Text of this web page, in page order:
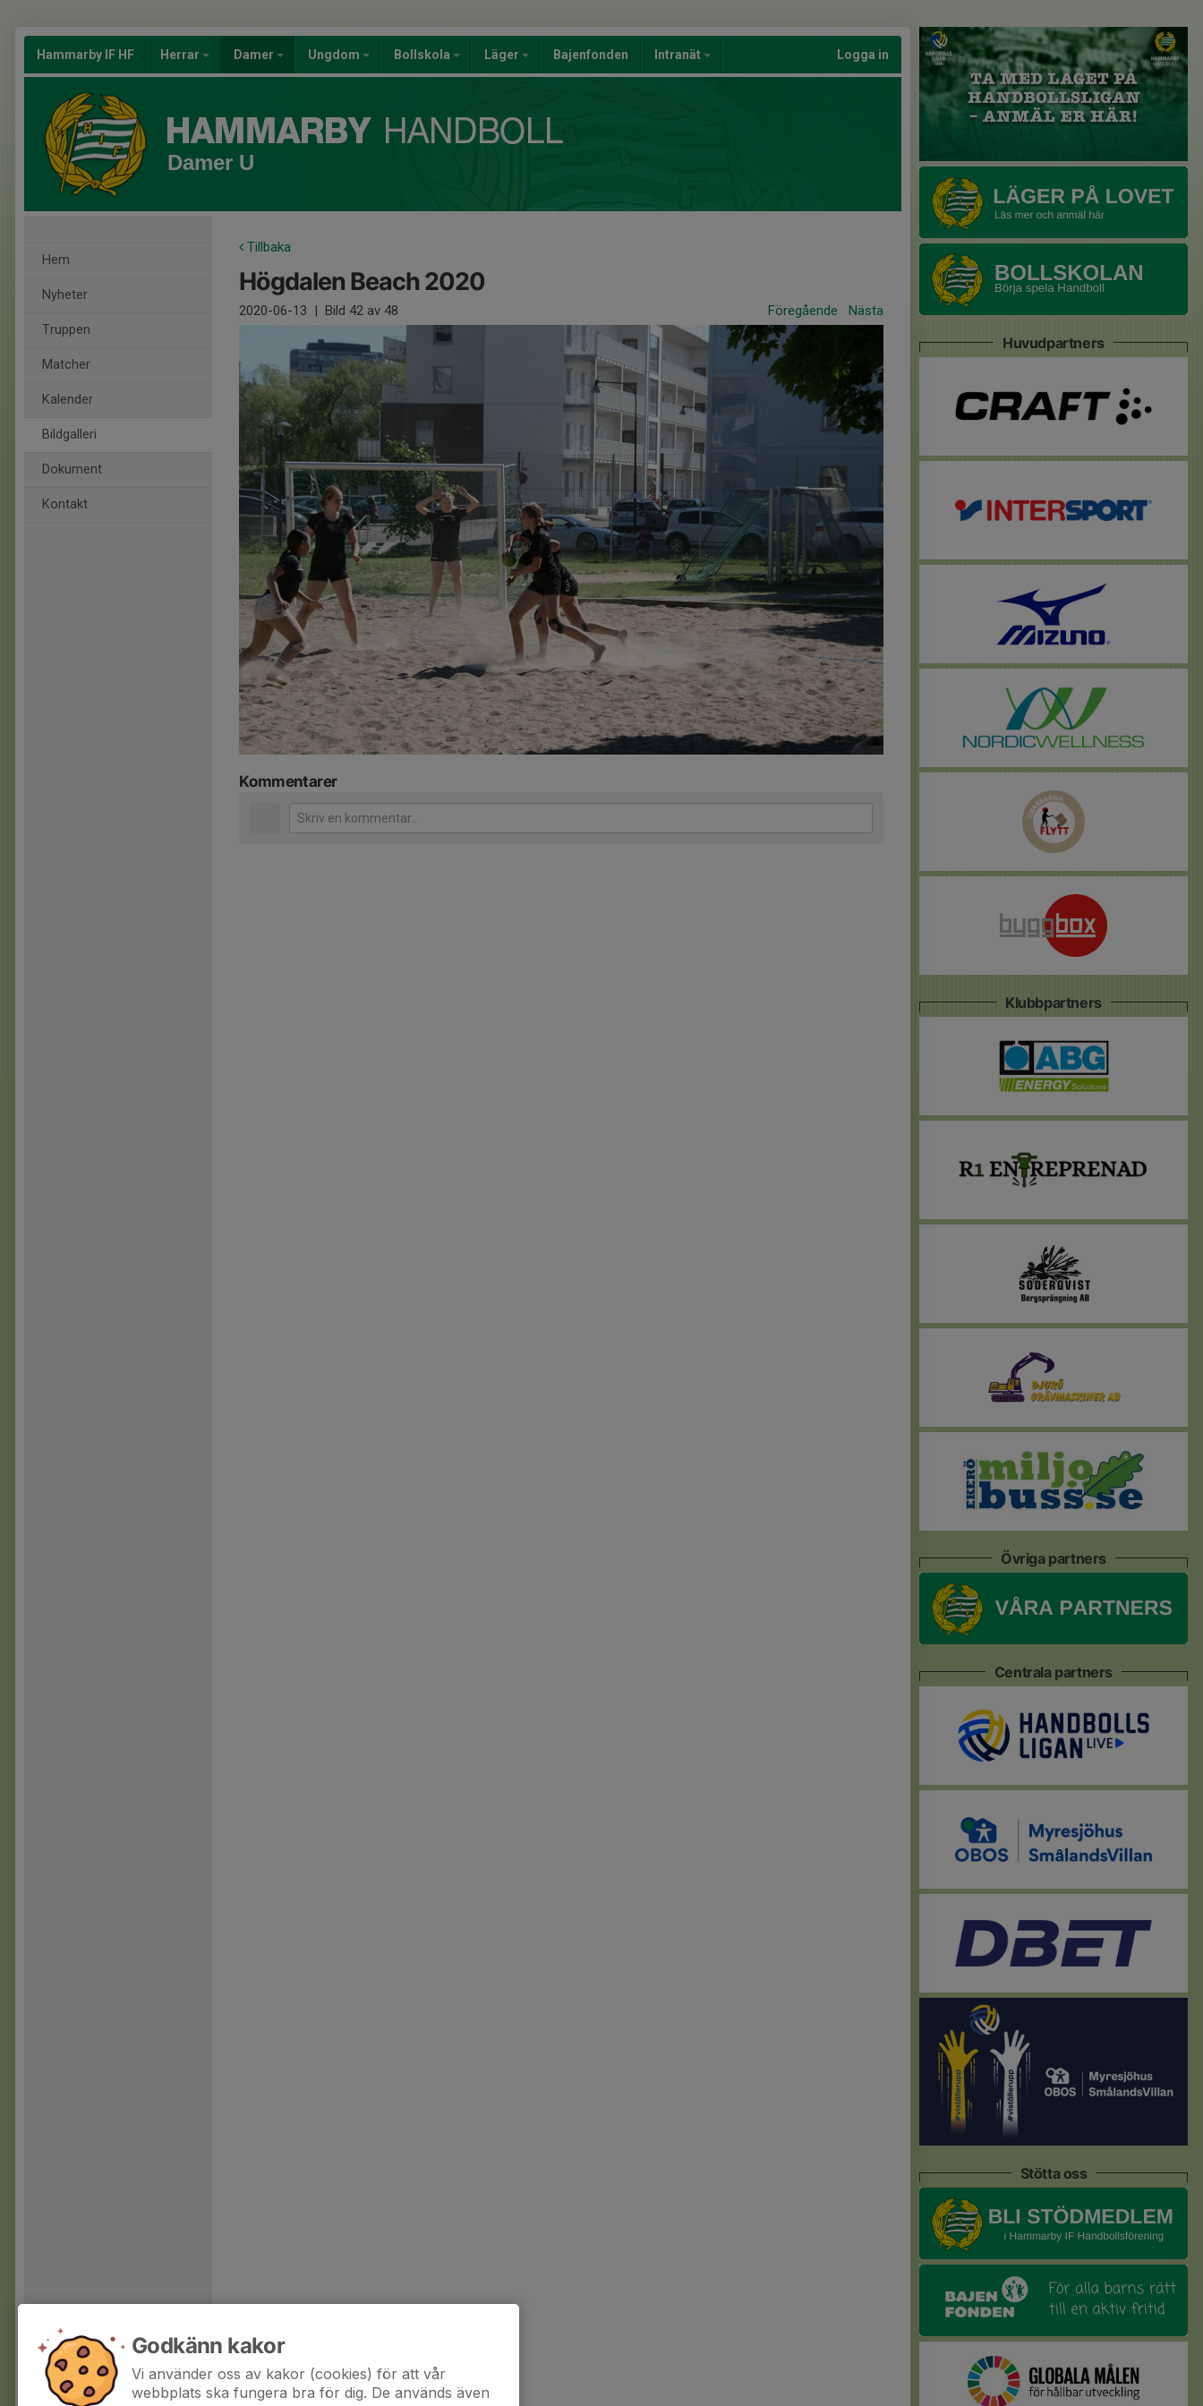
Hammarby IF HF Herrar Damer Ungdom Bollskola Läger Bajenfonden Intranät Logga in
Damer U
Hem
Nyheter
Truppen
Matcher
Kalender
Bildgalleri
Dokument
Kontakt
Tillbaka
Högdalen Beach 2020
2020-06-13 | Bild 42 av 48 Föregående Nästa
Kommentarer
Huvudpartners
Klubbpartners
Övriga partners
Centrala partners
Stötta oss
Godkänn kakor
Vi använder oss av kakor (cookies) för att vår
webbplats ska fungera bra för dig. De används även